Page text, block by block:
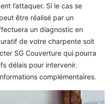
l’attaquer. Si le cas se
être réalisé par un
un diagnostic en
de votre charpente soit
SG Couverture qui pourra
délais pour intervenir.
complémentaires.